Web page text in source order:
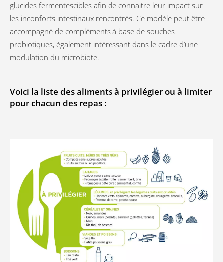
glucides fermentescibles afin de connaitre leur impact sur
les inconforts intestinaux rencontrés. Ce modèle peut être
accompagné de compléments à base de souches
probiotiques, également intéressant dans le cadre d’une
modulation du microbiote.
Voici la liste des aliments à privilégier ou à limiter
pour chacun des repas :